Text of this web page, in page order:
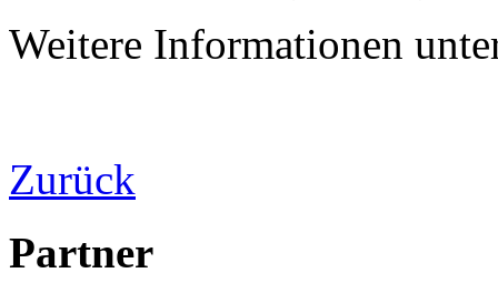
Weitere Informationen
Zurück
Partner